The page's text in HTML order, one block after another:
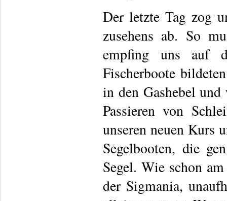
Der letzte Tag zog
zusehens ab. So
empfing uns auf
Fischerboote
in den Gashebel
Passieren von
unseren neuen Kurs
Segelbooten, die
Segel. Wie schon
der Sigmania,